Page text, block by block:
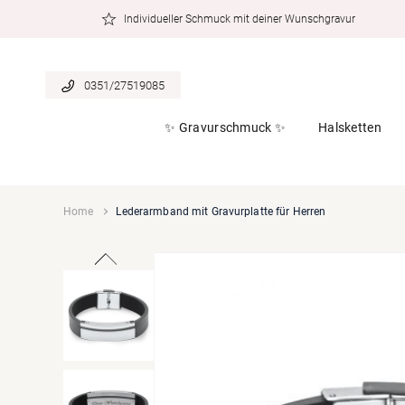
Individueller Schmuck mit deiner Wunschgravur
0351/27519085
✨ Gravurschmuck ✨ Halsketten
Home Lederarmband mit Gravurplatte für Herren